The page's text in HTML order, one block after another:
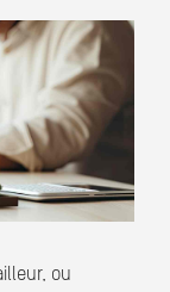
ou